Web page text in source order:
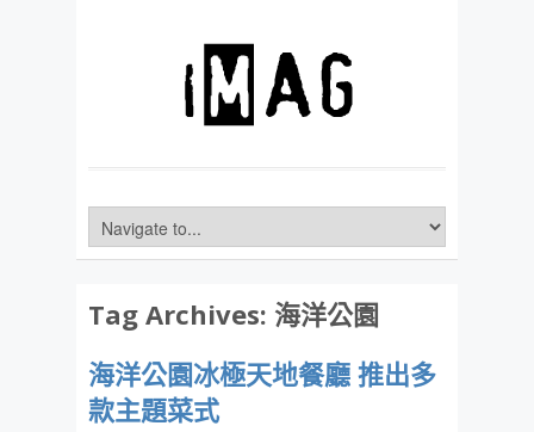
Tag Archives: 海洋公園
海洋公園冰極天地餐廳 推出多
款主題菜式